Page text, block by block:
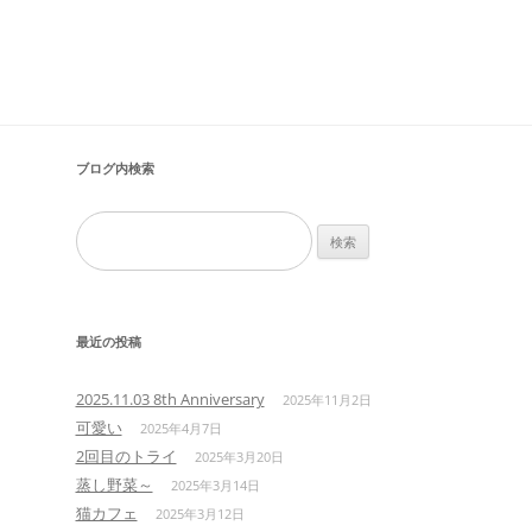
ブログ内検索
検
索:
最近の投稿
2025.11.03 8th Anniversary 2025年11月2日
可愛い 2025年4月7日
2回目のトライ 2025年3月20日
蒸し野菜～ 2025年3月14日
猫カフェ 2025年3月12日